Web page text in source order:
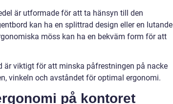
är utformade för att ta hänsyn till den
kan ha en splittrad design eller en lutande
möss kan ha en bekväm form för att
viktigt för att minska påfrestningen på nacke
vinkeln och avståndet för optimal ergonomi.
på kontoret